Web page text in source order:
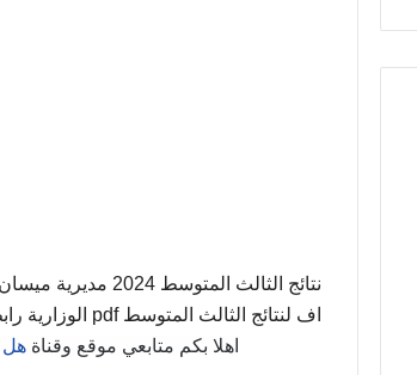
اف لنتائج الثالث المتوسط pdf الوزارية رابط مباشرة
اهلا بكم متابعي موقع وقناةهل